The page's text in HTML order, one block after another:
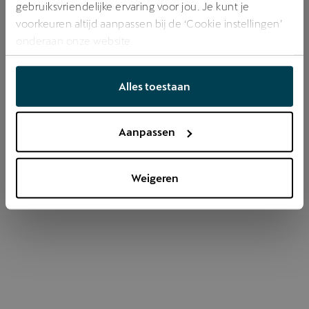
gebruiksvriendelijke ervaring voor jou. Je kunt je
voorkeuren altijd aanpassen bij de ‘Cookie instellingen’
onderaan onze website.
Alles toestaan
Aanpassen
Weigeren
Refresh